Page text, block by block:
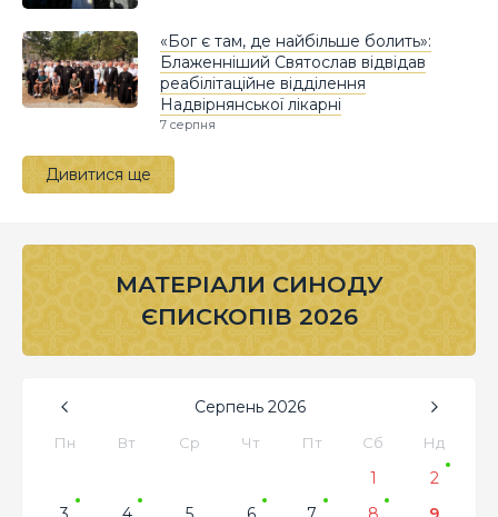
«Бог є там, де найбільше болить»:
Блаженніший Святослав відвідав
реабілітаційне відділення
Надвірнянської лікарні
7 серпня
Дивитися ще
МАТЕРІАЛИ СИНОДУ
ЄПИСКОПІВ 2026
Серпень 2026
Пн Вт Ср Чт Пт Сб Нд
1
2